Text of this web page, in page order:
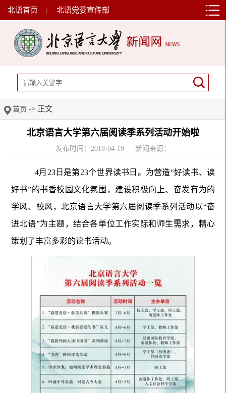
北语首页 | 北语党委宣传部
首页 -> 正文
北京语言大学第六届阅读季系列活动开始啦
发布时间：2018-04-19 新闻来源：
4月23日是第23个世界读书日。为营造“好读书、读
好书”的书香校园文化氛围，建设积极向上、奋发有为的
学风、校风，北京语言大学第六届阅读季系列活动以“奋
进北语”为主题，结合各单位工作实际和师生需求，精心
策划了丰富多彩的读书活动。